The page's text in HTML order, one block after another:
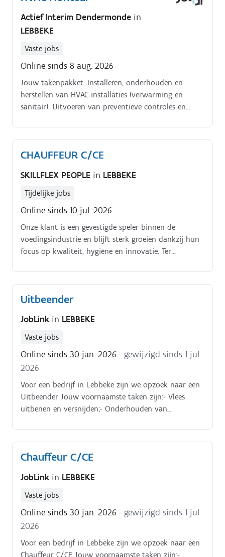
Actief Interim Dendermonde in
LEBBEKE
Vaste jobs
Online sinds 8 aug. 2026
Jouw takenpakket. Installeren, onderhouden en
herstellen van HVAC installaties (verwarming en
sanitair). Uitvoeren van preventieve controles en
CHAUFFEUR C/CE
SKILLFLEX PEOPLE in LEBBEKE
Tijdelijke jobs
Online sinds 10 jul. 2026
Onze klant is een gevestigde speler binnen de
voedingsindustrie en blijft sterk groeien dankzij hun
focus op kwaliteit, hygiëne en innovatie. Ter
naar een Chauffeur C/CE die zorgt voor de tijdige en
correcte levering van vers varkensvlees aan hun
klanten, van slagers en retailers tot groothandelaars.
Uitbeender
JobLink in LEBBEKE
Vaste jobs
Online sinds 30 jan. 2026 - gewijzigd sinds 1 jul.
2026
Voor een bedrijf in Lebbeke zijn we opzoek naar een
Uitbeender Jouw voornaamste taken zijn:- Vlees
uitbenen en versnijden;- Onderhouden van
Chauffeur C/CE
JobLink in LEBBEKE
Vaste jobs
Online sinds 30 jan. 2026 - gewijzigd sinds 1 jul.
2026
Voor een bedrijf in Lebbeke zijn we opzoek naar een
Chauffeur C/CE Jouw voornaamste taken zijn:-